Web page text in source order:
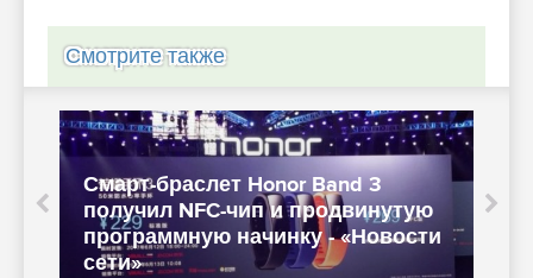
Смотрите также
Смарт-браслет Honor Band 3
получил NFC-чип и продвинутую
программную начинку - «Новости
сети»